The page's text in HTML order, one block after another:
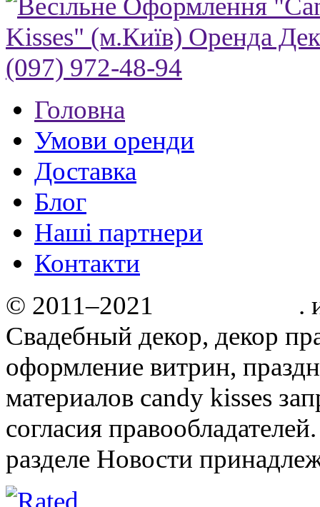
Головна
Умови оренди
Доставка
Блог
Нашi партнери
Контакти
© 2011–2021
.
Свадебный декор, декор
оформление витрин,
материалов candy kisses
согласия
разделе Новости